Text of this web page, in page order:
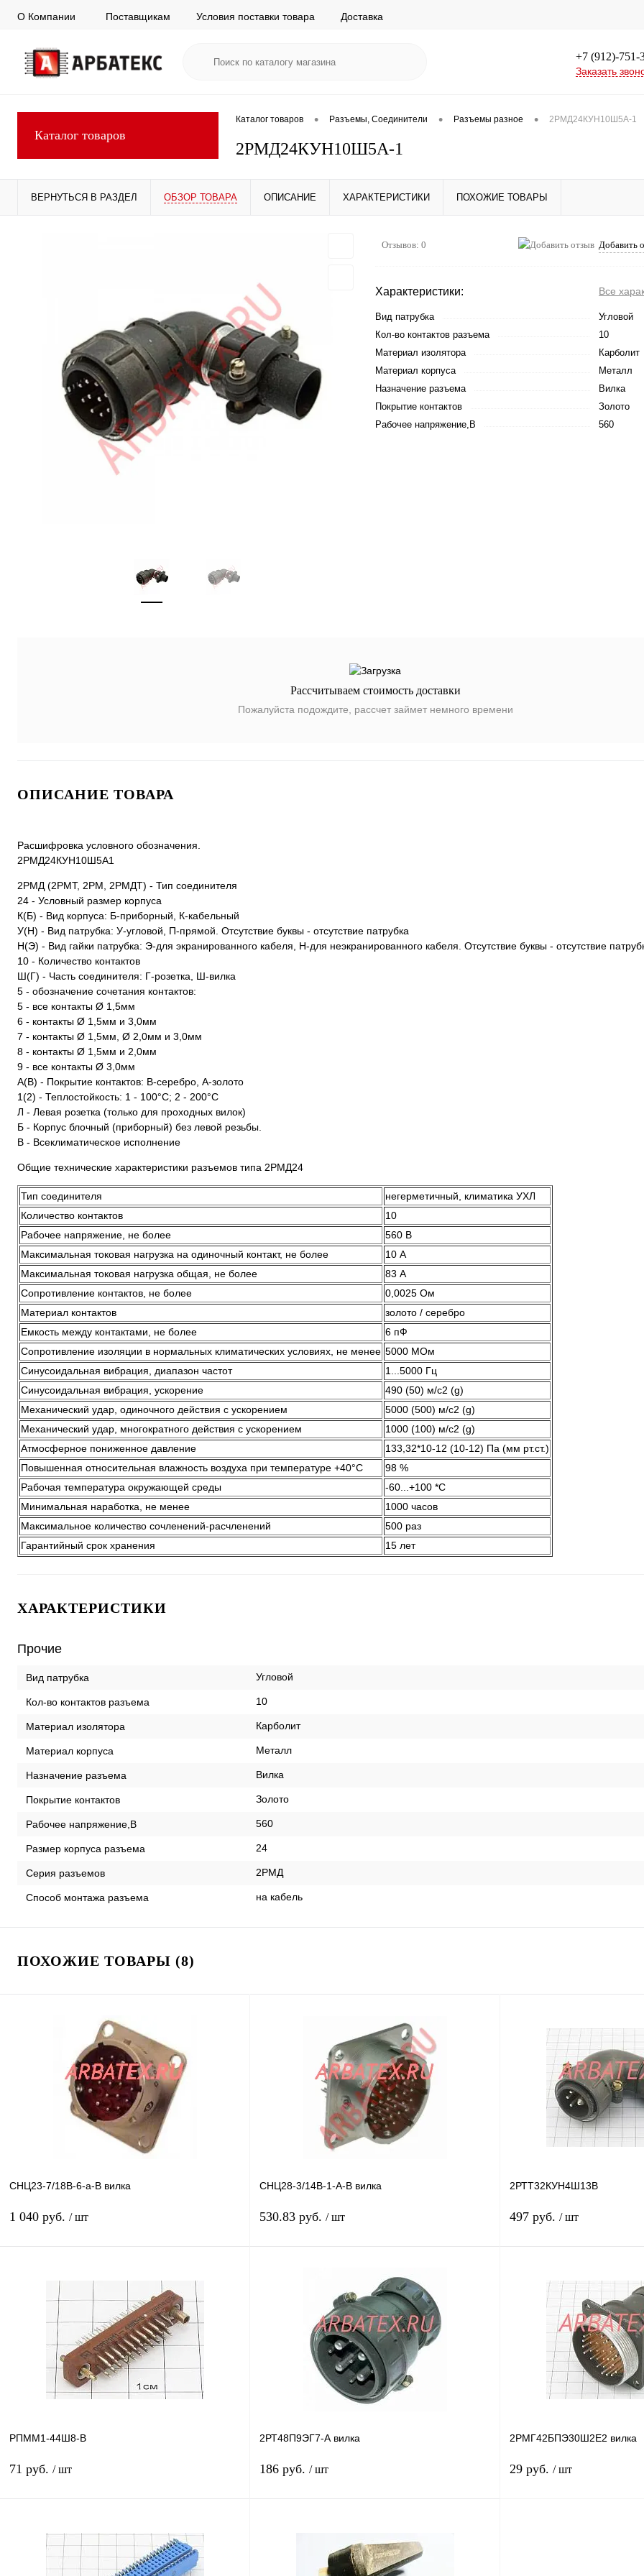
О Компании Поставщикам Условия поставки товара Доставка
+7 (912)-751-
Заказать
Каталог товаров
Каталог товаров • Разъемы, Соединители • Разъемы разное • 2РМД24КУН10Ш5А-1
2РМД24КУН10Ш5А-1
ВЕРНУТЬСЯ В РАЗДЕЛ ОБЗОР ТОВАРА ОПИСАНИЕ ХАРАКТЕРИСТИКИ ПОХОЖИЕ ТОВАРЫ
Отзывов: 0 Добавить
Характеристики: Все
Вид патрубка
Угловой
Кол-во контактов разъема
10
Материал изолятора
Карболит
Материал корпуса
Металл
Назначение разъема
Вилка
Покрытие контактов
Золото
Рабочее напряжение,В
560
Рассчитываем стоимость доставки
Пожалуйста подождите, рассчет займет немного времени
ОПИСАНИЕ ТОВАРА
Расшифровка условного обозначения.
2РМД24КУН10Ш5А1
2РМД (2РМТ, 2РМ, 2РМДТ) - Тип соединителя
24 - Условный размер корпуса
К(Б) - Вид корпуса: Б-приборный, К-кабельный
У(Н) - Вид патрубка: У-угловой, П-прямой. Отсутствие буквы - отсутствие патрубка
Н(Э) - Вид гайки патрубка: Э-для экранированного кабеля, Н-для неэкранированного кабеля. Отсутствие буквы - отсутствие
10 - Количество контактов
Ш(Г) - Часть соединителя: Г-розетка, Ш-вилка
5 - обозначение сочетания контактов:
5 - все контакты Ø 1,5мм
6 - контакты Ø 1,5мм и 3,0мм
7 - контакты Ø 1,5мм, Ø 2,0мм и 3,0мм
8 - контакты Ø 1,5мм и 2,0мм
9 - все контакты Ø 3,0мм
А(В) - Покрытие контактов: В-серебро, А-золото
1(2) - Теплостойкость: 1 - 100°С; 2 - 200°С
Л - Левая розетка (только для проходных вилок)
Б - Корпус блочный (приборный) без левой резьбы.
В - Всеклиматическое исполнение
Общие технические характеристики разъемов типа 2РМД24
Тип соединителя
негерметичный, климатика УХЛ
Количество контактов
10
Рабочее напряжение, не более
560 В
Максимальная токовая нагрузка на одиночный контакт, не более
10 А
Максимальная токовая нагрузка общая, не более
83 А
Сопротивление контактов, не более
0,0025 Ом
Материал контактов
золото / серебро
Емкость между контактами, не более
6 пФ
Сопротивление изоляции в нормальных климатических условиях, не менее 5000 МОм
Синусоидальная вибрация, диапазон частот
1...5000 Гц
Синусоидальная вибрация, ускорение
490 (50) м/с2 (g)
Механический удар, одиночного действия с ускорением
5000 (500) м/с2 (g)
Механический удар, многократного действия с ускорением
1000 (100) м/с2 (g)
Атмосферное пониженное давление
133,32*10-12 (10-12) Па (мм рт.ст.)
Повышенная относительная влажность воздуха при температуре +40°C
98 %
Рабочая температура окружающей среды
-60...+100 *C
Минимальная наработка, не менее
1000 часов
Максимальное количество сочленений-расчленений
500 раз
Гарантийный срок хранения
15 лет
ХАРАКТЕРИСТИКИ
Прочие
Вид патрубка Угловой
Кол-во контактов разъема 10
Материал изолятора Карболит
Материал корпуса Металл
Назначение разъема Вилка
Покрытие контактов Золото
Рабочее напряжение,В 560
Размер корпуса разъема 24
Серия разъемов 2РМД
Способ монтажа разъема на кабель
ПОХОЖИЕ ТОВАРЫ (8)
СНЦ23-7/18В-6-а-В вилка
1 040 руб. / шт
Купить в 1 клик Сравнение
В избранное
В
наличии
СНЦ28-3/14В-1-А-В вилка
530.83 руб. / шт
В корзину
Купить в 1 клик Сравнение
В избранное
наличии
2РТТ32КУН4Ш13В
497 руб. / шт
Купить в 1 клик
В избранное
РПММ1-44Ш8-В
71 руб. / шт
Купить в 1 клик Сравнение
2РТ48П9ЭГ7-А вилка
186 руб. / шт
Купить в 1 клик Сравнение
2РМГ42БПЭ30Ш2Е2 вилка
29 руб. / шт